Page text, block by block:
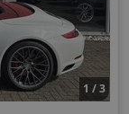
1 / 3